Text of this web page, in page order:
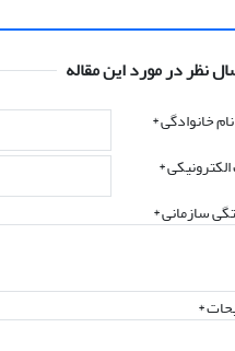
نظر در مورد این مقاله
خانوادگی*
*
سازمانی *
*